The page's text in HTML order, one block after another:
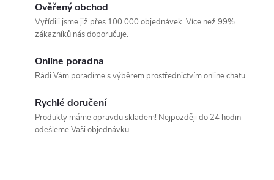
Ověřený obchod
Vyřídili jsme již přes 100 000 objednávek. Více než 99%
zákazníků nás doporučuje.
Online poradna
Rádi Vám poradíme s výběrem prostřednictvím online chatu.
Rychlé doručení
Produkty máme opravdu skladem! Nejpozději do 24 hodin
odešleme Vaši objednávku.